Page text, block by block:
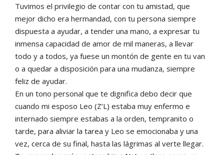
Tuvimos el privilegio de contar con tu amistad, que
mejor dicho era hermandad, con tu persona siempre
dispuesta a ayudar, a tender una mano, a expresar tu
inmensa capacidad de amor de mil maneras, a llevar
todo y a todos, ya fuese un montón de gente en tu van
o a quedar a disposición para una mudanza, siempre
feliz de ayudar.
En un tono personal que te dignifica debo decir que
cuando mi esposo Leo (Z’L) estaba muy enfermo e
internado siempre estabas a la orden, tempranito o
tarde, para aliviar la tarea y Leo se emocionaba y una
vez, cerca de su final, hasta las lágrimas al verte llegar.